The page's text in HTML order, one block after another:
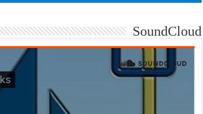
SoundCloud